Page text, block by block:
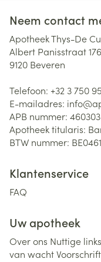
Neem contact
Apotheek Thys-De
Albert Panisstraat 176
9120 Beveren
Telefoon: +32 3 750
E-mailadres: info@
APB nummer: 460303
Apotheek titularis:
BTW nummer:
Klantenservice
FAQ
Uw apotheek
Over ons Nuttige links
van wachtVoorschrift